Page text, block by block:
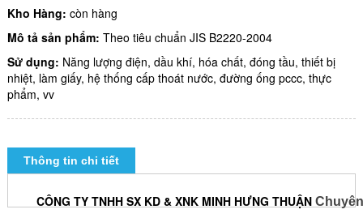
Kho Hàng: còn hàng
Mô tả sản phẩm: Theo tiêu chuẩn JIS B2220-2004
Sử dụng: Năng lượng điện, dầu khí, hóa chất, đóng tầu, thiết bị
nhiệt, làm giấy, hệ thống cấp thoát nước, đường ống pccc, thực
phẩm, vv
Thông tin chi tiết
CÔNG TY TNHH SX KD & XNK MINH HƯNG THUẬN